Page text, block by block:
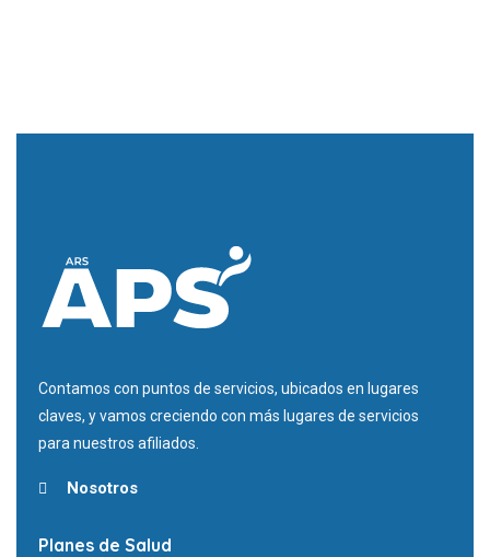
Contamos con puntos de servicios, ubicados en lugares
claves, y vamos creciendo con más lugares de servicios
para nuestros afiliados.
Nosotros
Planes de Salud